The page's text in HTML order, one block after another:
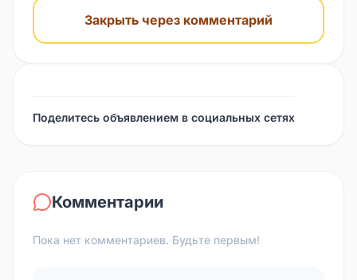
Закрыть через комментарий
Поделитесь объявлением в социальных сетях
Комментарии
Пока нет комментариев. Будьте первым!